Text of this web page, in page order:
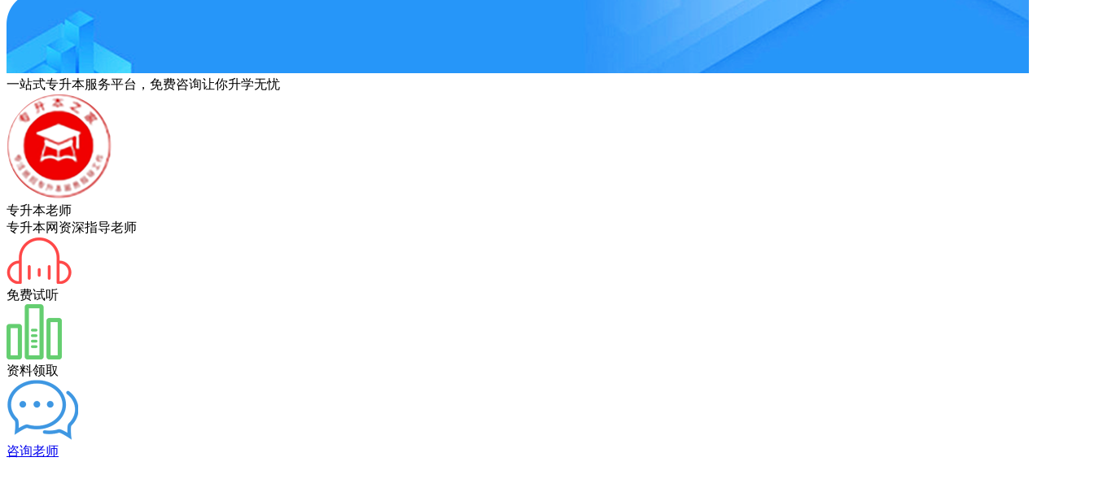
一站式专升本服务平台，免费咨询让你升学无忧
专升本老师
专升本网资深指导老师
免费试听
资料领取
咨询老师